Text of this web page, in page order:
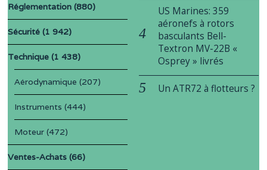
Réglementation (880)
Sécurité (1 942)
Technique (1 438)
Aérodynamique (207)
Instruments (444)
Moteur (472)
Ventes-Achats (66)
US Marines: 359
aéronefs à rotors
basculants Bell-
Textron MV-22B «
Osprey » livrés
Un ATR72 à flotteurs ?